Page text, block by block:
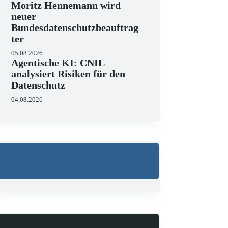
Moritz Hennemann wird
neuer
Bundesdatenschutzbeauftrag
ter
05.08.2026
Agentische KI: CNIL
analysiert Risiken für den
Datenschutz
04.08.2026